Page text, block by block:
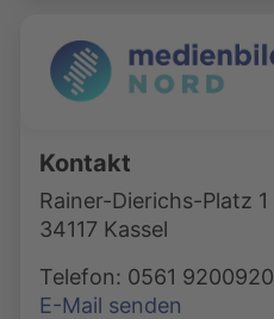
Kontakt
Rainer-Dierichs-Platz 1
34117 Kassel
Telefon: 0561 9200920
E-Mail senden